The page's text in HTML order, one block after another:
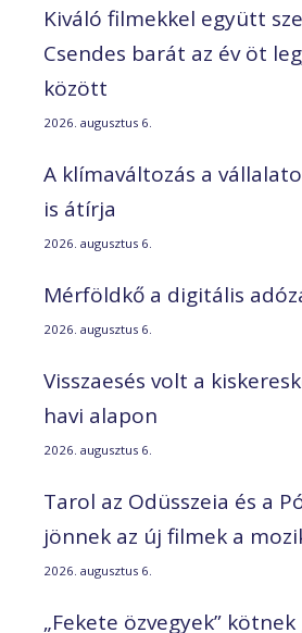
Kiváló filmekkel együtt
Csendes barát az év öt
között
2026. augusztus 6.
A klímaváltozás a
is átírja
2026. augusztus 6.
Mérföldkő a digitális
2026. augusztus 6.
Visszaesés volt a
havi alapon
2026. augusztus 6.
Tarol az Odüsszeia és a
jönnek az új filmek a
2026. augusztus 6.
„Fekete özvegyek”